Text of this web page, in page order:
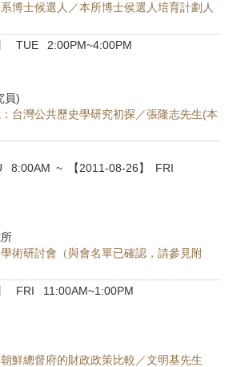
博士候選人／本所博士侯選人培育計劃人
TUE
2:00PM~4:00PM
員)
台灣公共歷史學研究初探／張隆志先生(本
8:00AM ~ 【2011-08-26】
FRI
術研討會（與會名單已確認，請參見附
FRI
11:00AM~1:00PM
鮮總督府的財政政策比較／文明基先生